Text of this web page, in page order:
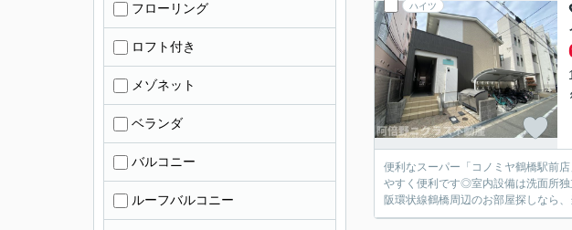
ハイツ
便利なスーパー「コノミヤ鶴橋駅前
やすく便利です◎室内設備は洗面所
阪環状線鶴橋周辺のお部屋探しなら
フローリング
ロフト付き
メゾネット
ベランダ
バルコニー
ルーフバルコニー